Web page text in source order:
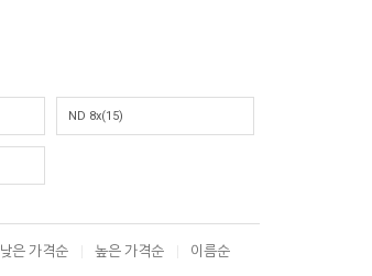
ND 8x(15)
낮은 가격순 높은 가격순 이름순